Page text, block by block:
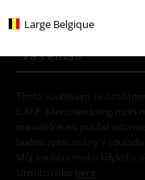
Large Belgique
Tímto souhlasím se
E.M.P. Merchandising mbH
pravidelně mi posílat
budou zpracovány v
Můj souhlas mohu kdykoliv
Unsubscribe here